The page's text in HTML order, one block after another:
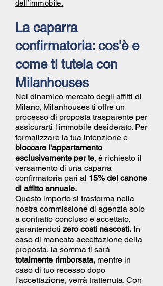
dell’immobile.
La caparra
confirmatoria: cos'è e
come ti tutela con
Milanhouses
Nel dinamico mercato degli affitti di
Milano, Milanhouses ti offre un
processo di proposta trasparente per
assicurarti l'immobile desiderato. Per
formalizzare la tua intenzione e
bloccare l'appartamento
esclusivamente per te, è richiesto il
versamento di una caparra
confirmatoria pari al 15% del canone
di affitto annuale.
Questo importo si trasforma nella
nostra commissione di agenzia solo
a contratto concluso e accettato,
garantendoti zero costi nascosti. In
caso di mancata accettazione della
proposta, la somma ti sarà
totalmente rimborsata, mentre in
caso di tuo recesso dopo
l'accettazione, verrà trattenuta. Con